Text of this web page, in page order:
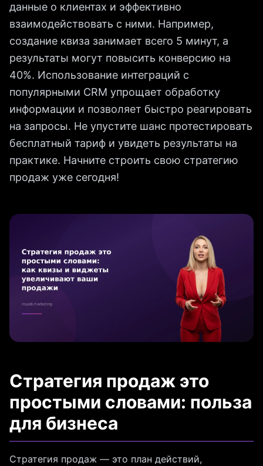
данные о клиентах и эффективно
взаимодействовать с ними. Например,
создание квиза занимает всего 5 минут, а
результаты могут повысить конверсию на
40%. Использование интеграций с
популярными CRM упрощает обработку
информации и позволяет быстро реагировать
на запросы. Не упустите шанс протестировать
бесплатный тариф и увидеть результаты на
практике. Начните строить свою стратегию
продаж уже сегодня!
Стратегия продаж это
простыми словами: польза
для бизнеса
Стратегия продаж — это план действий,